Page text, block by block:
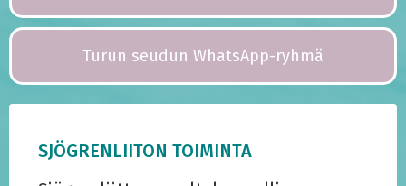
Turun seudun WhatsApp-ryhmä
SJÖGRENLIITON TOIMINTA